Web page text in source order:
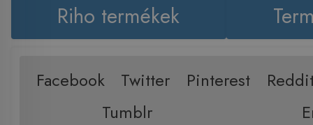
Riho termékek
Facebook Twitter Pinterest
Tumblr